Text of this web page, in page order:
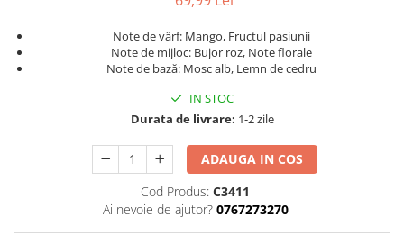
Note de vârf: Mango, Fructul pasiunii
Note de mijloc: Bujor roz, Note florale
Note de bază: Mosc alb, Lemn de cedru
IN STOC
Durata de livrare: 1-2 zile
ADAUGA IN COS
Cod Produs: C3411
Ai nevoie de ajutor? 0767273270